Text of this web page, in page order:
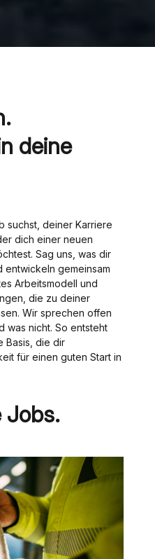
deine
suchst, deiner Karriere
dich einer neuen
Sag uns, was dir
entwickeln gemeinsam
Arbeitsmodell und
die zu deiner
Wir sprechen offen
was nicht. So entsteht
Basis, die dir
für einen guten Start in
Jobs.